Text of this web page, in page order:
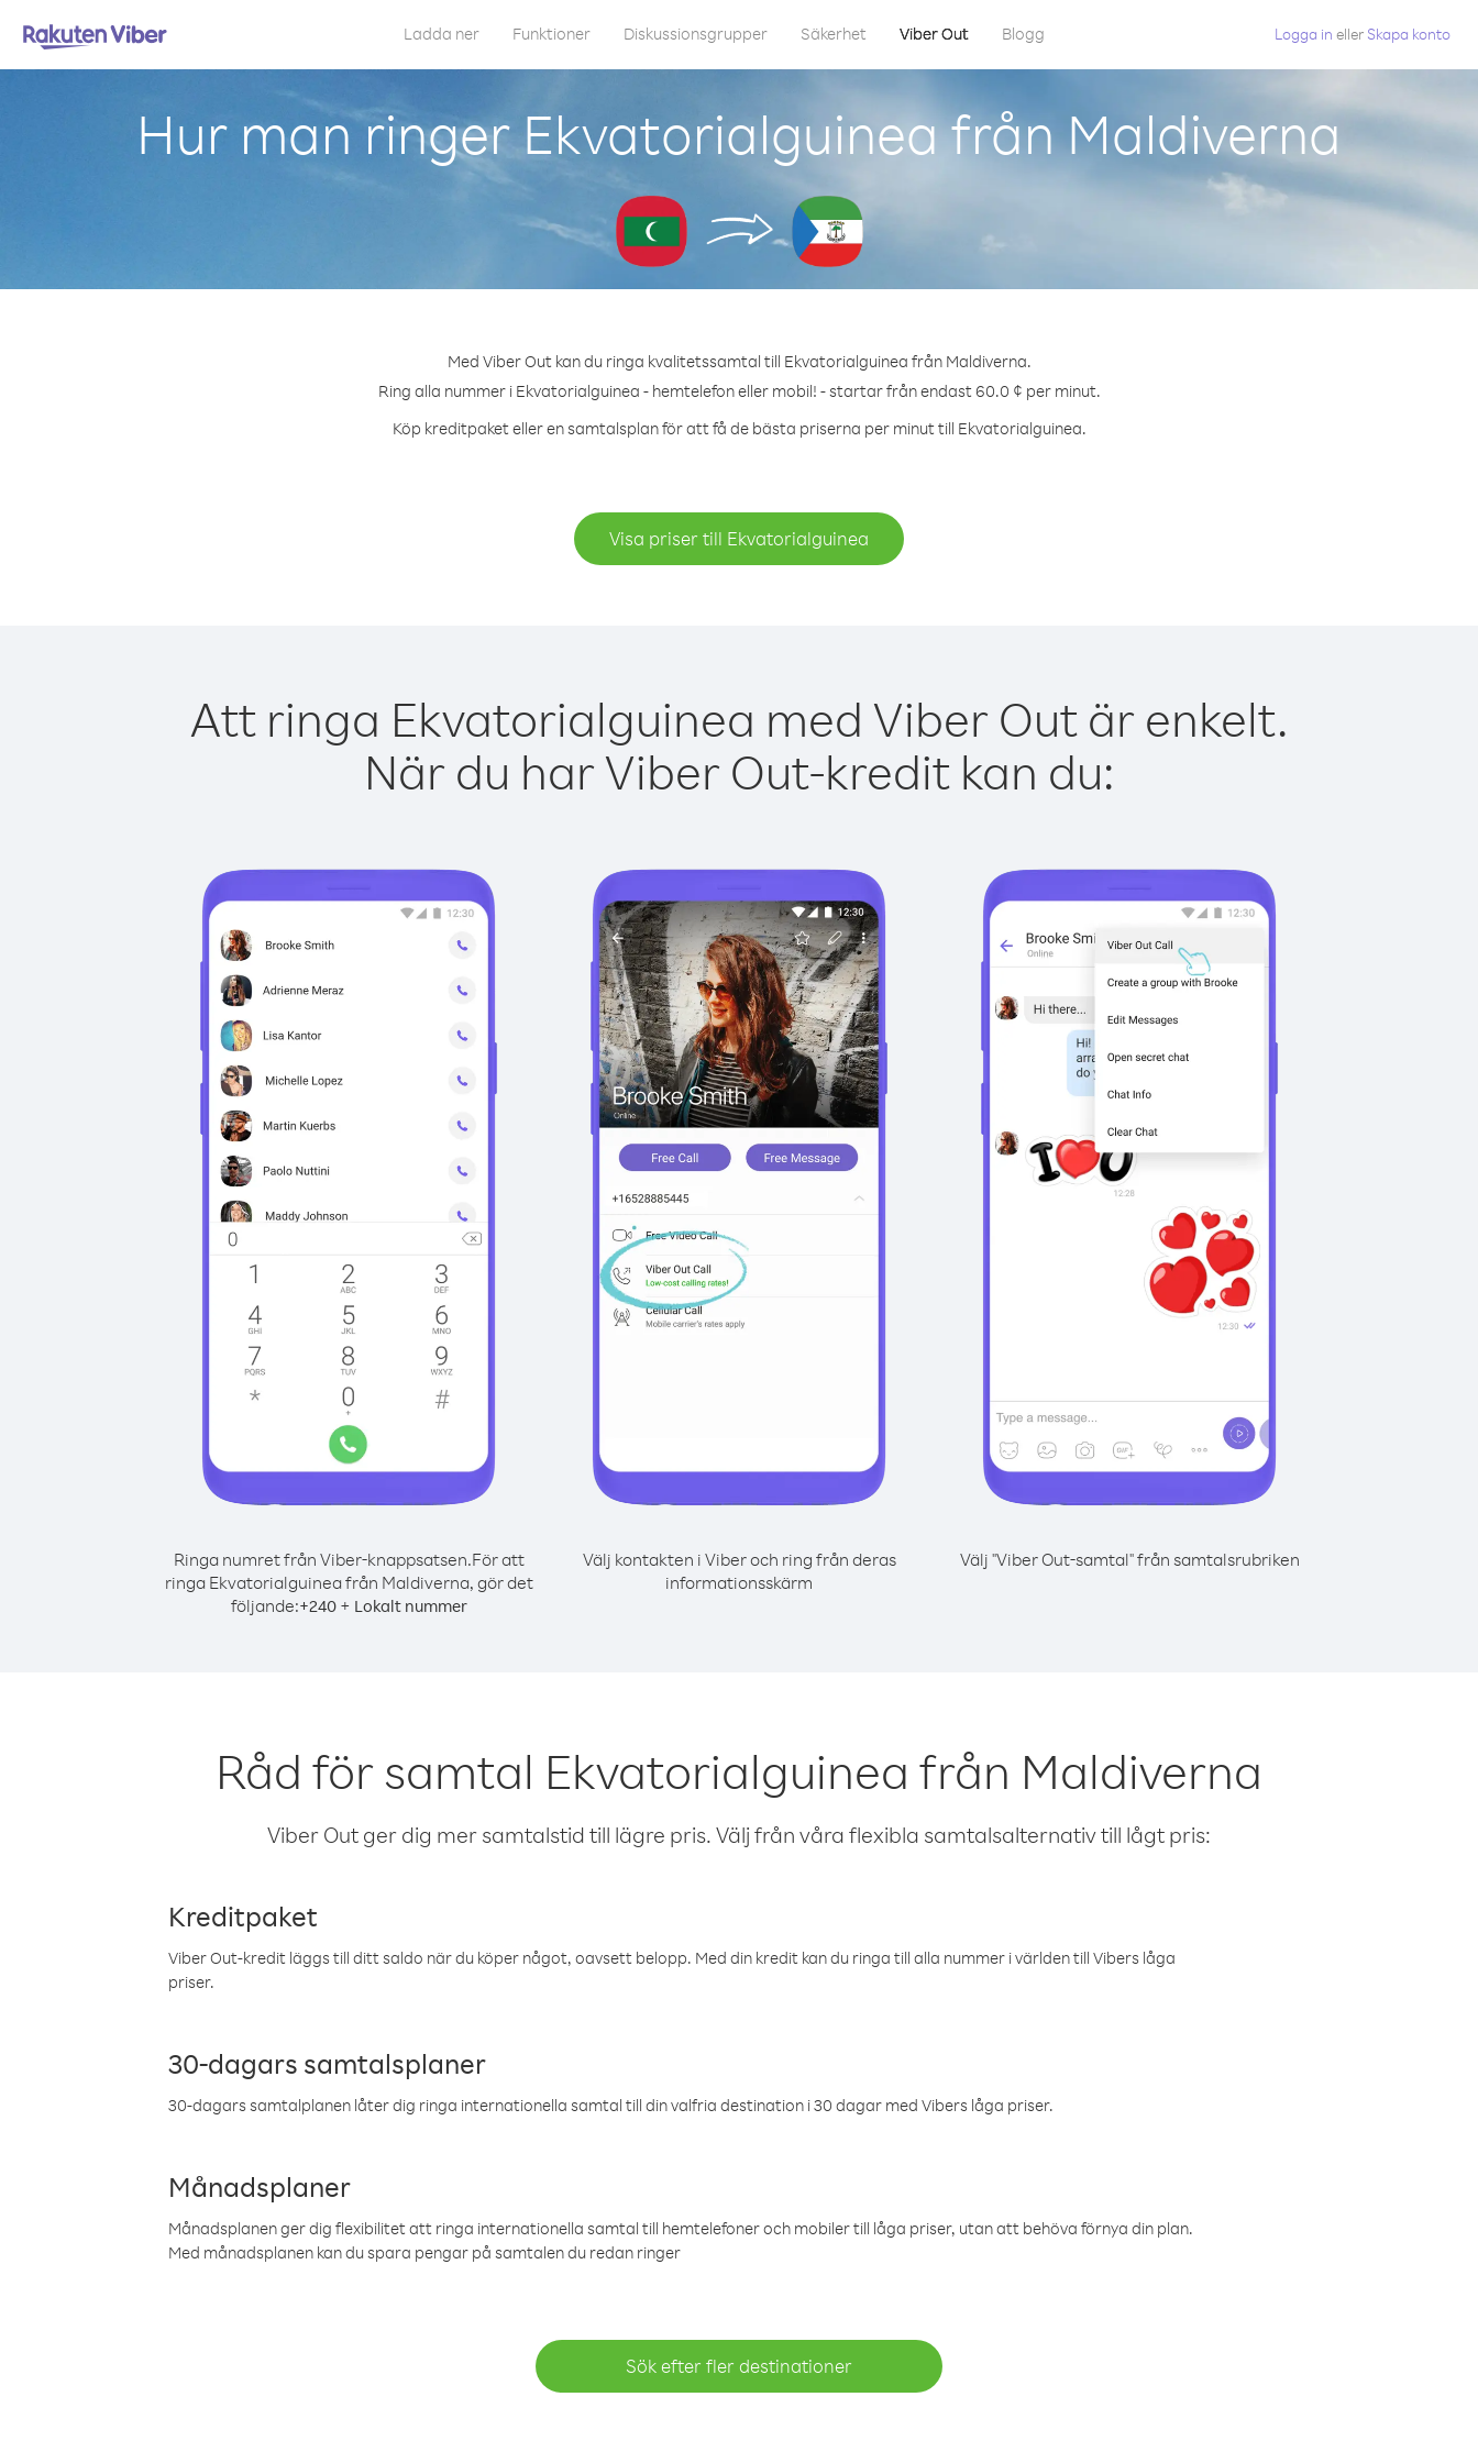
Ladda ner Funktioner Diskussionsgrupper Säkerhet Viber Out Blogg Logga in eller Skapa konto
Hur man ringer Ekvatorialguinea från Maldiverna
Med Viber Out kan du ringa kvalitetssamtal till Ekvatorialguinea från Maldiverna.
Ring alla nummer i Ekvatorialguinea - hemtelefon eller mobil! - startar från endast 60.0 ¢ per minut.
Köp kreditpaket eller en samtalsplan för att få de bästa priserna per minut till Ekvatorialguinea.
Visa priser till Ekvatorialguinea
Att ringa Ekvatorialguinea med Viber Out är enkelt.
När du har Viber Out-kredit kan du:
Ringa numret från Viber-knappsatsen.För att
ringa Ekvatorialguinea från Maldiverna, gör det
följande:+240+ Lokalt nummer
Välj kontakten i Viber och ring från deras
informationsskärm
Välj "Viber Out-samtal" från samtalsrubriken
Råd för samtal Ekvatorialguinea från Maldiverna
Viber Out ger dig mer samtalstid till lägre pris. Välj från våra flexibla samtalsalternativ till lågt pris:
Kreditpaket
Viber Out-kredit läggs till ditt saldo när du köper något, oavsett belopp. Med din kredit kan du ringa till alla nummer i världen till Vibers låga
priser.
30-dagars samtalsplaner
30-dagars samtalplanen låter dig ringa internationella samtal till din valfria destination i 30 dagar med Vibers låga priser.
Månadsplaner
Månadsplanen ger dig flexibilitet att ringa internationella samtal till hemtelefoner och mobiler till låga priser, utan att behöva förnya din plan.
Med månadsplanen kan du spara pengar på samtalen du redan ringer
Sök efter fler destinationer